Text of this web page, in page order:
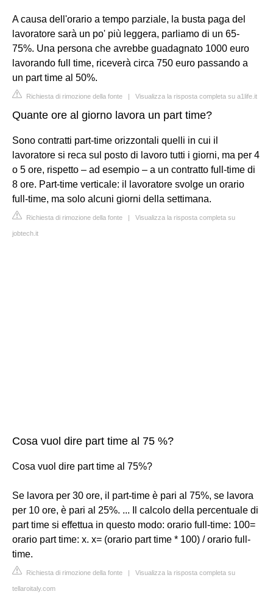
A causa dell'orario a tempo parziale, la busta paga del
lavoratore sarà un po' più leggera, parliamo di un 65-
75%. Una persona che avrebbe guadagnato 1000 euro
lavorando full time, riceverà circa 750 euro passando a
un part time al 50%.
Richiesta di rimozione della fonte | Visualizza la risposta completa su a1life.it
Quante ore al giorno lavora un part time?
Sono contratti part-time orizzontali quelli in cui il
lavoratore si reca sul posto di lavoro tutti i giorni, ma per 4
o 5 ore, rispetto – ad esempio – a un contratto full-time di
8 ore. Part-time verticale: il lavoratore svolge un orario
full-time, ma solo alcuni giorni della settimana.
Richiesta di rimozione della fonte | Visualizza la risposta completa su
jobtech.it
Cosa vuol dire part time al 75 %?
Cosa vuol dire part time al 75%?
Se lavora per 30 ore, il part-time è pari al 75%, se lavora
per 10 ore, è pari al 25%. ... Il calcolo della percentuale di
part time si effettua in questo modo: orario full-time: 100=
orario part time: x. x= (orario part time * 100) / orario full-
time.
Richiesta di rimozione della fonte | Visualizza la risposta completa su
tellaroitaly.com